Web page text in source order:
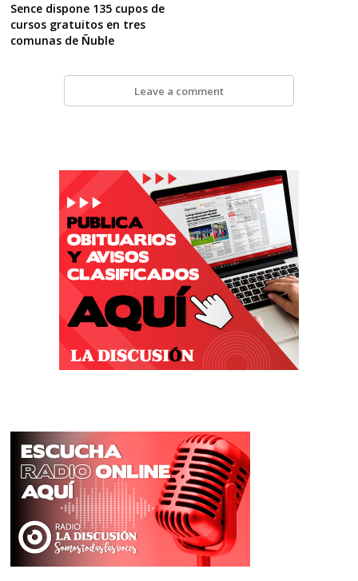
Sence dispone 135 cupos de
cursos gratuitos en tres
comunas de Ñuble
Leave a comment